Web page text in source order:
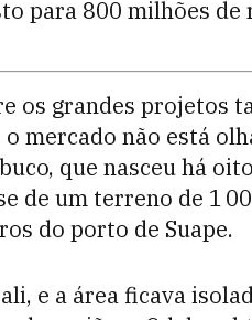
para 800 milhões de
os grandes projetos
mercado não está
que nasceu há
de um terreno de 1
do porto de Suape.
e a área ficava